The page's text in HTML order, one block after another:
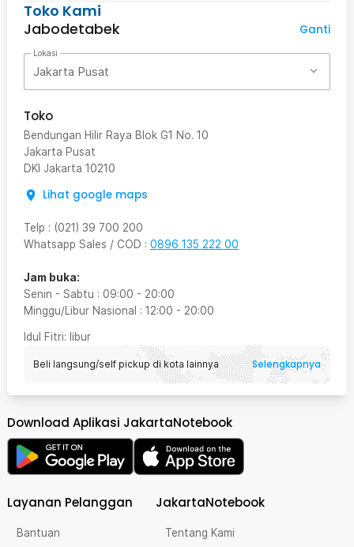
Toko Kami
Jabodetabek
Ganti
Lokasi
Jakarta Pusat
Toko
Bendungan Hilir Raya Blok G1 No. 10
Jakarta Pusat
DKI Jakarta 10210
Lihat google maps
Telp : (021) 39 700 200
Whatsapp Sales / COD : 0896 135 222 00
Jam buka:
Senin - Sabtu : 09:00 - 20:00
Minggu/Libur Nasional : 12:00 - 20:00
Idul Fitri: libur
Beli langsung/self pickup di kota lainnya Selengkapnya
Download Aplikasi JakartaNotebook
Layanan Pelanggan
Bantuan
JakartaNotebook
Tentang Kami